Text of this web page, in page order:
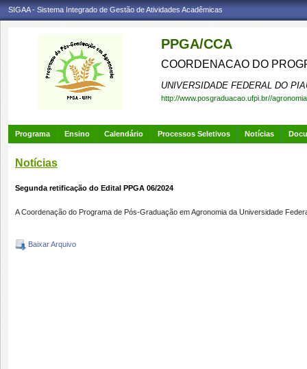
SIGAA - Sistema Integrado de Gestão de Atividades Acadêmicas
PPGA/CCA
COORDENACAO DO
UNIVERSIDADE FEDERAL DO
http://www.posgraduacao.ufpi.br//agronomia
Programa Ensino Calendário Processos Seletivos Notícias
Notícias
Segunda retificação do Edital PPGA 06/2024
A Coordenação do Programa de Pós-Graduação em Agronomia da Universidade
Baixar Arquivo